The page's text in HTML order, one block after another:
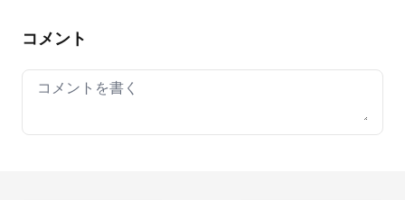
コメント
Your comment